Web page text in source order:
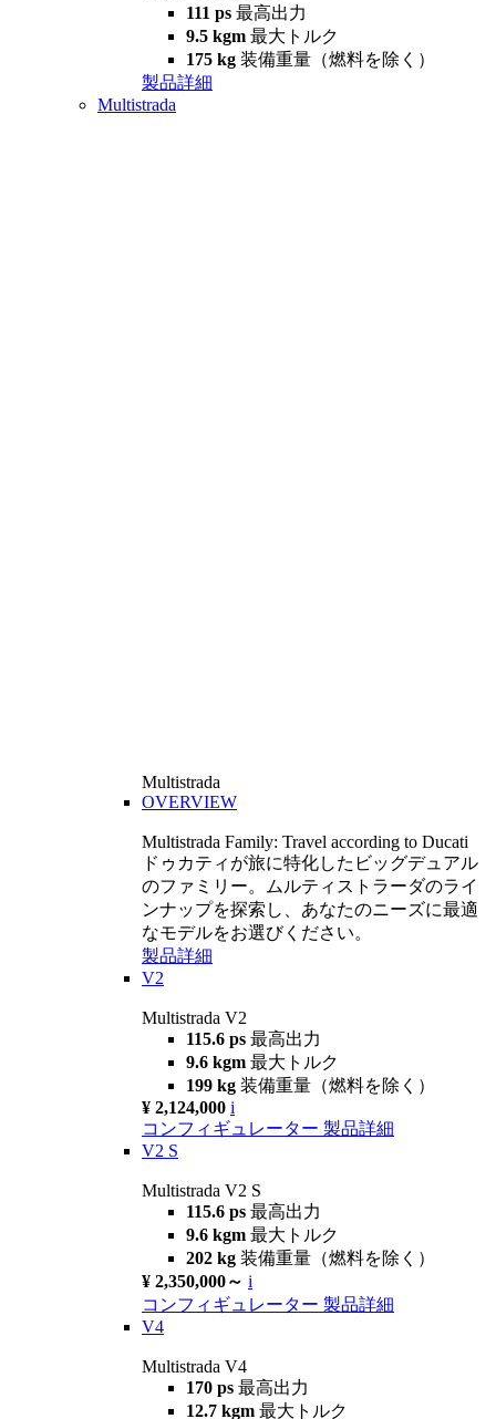
111 ps 最高出力
9.5 kgm 最大トルク
175 kg 装備重量（燃料を除く）
製品詳細
Multistrada
Multistrada
OVERVIEW
Multistrada Family: Travel according to Ducati
ドゥカティが旅に特化したビッグデュアル
のファミリー。ムルティストラーダのライ
ンナップを探索し、あなたのニーズに最適
なモデルをお選びください。
製品詳細
V2
Multistrada V2
115.6 ps 最高出力
9.6 kgm 最大トルク
199 kg 装備重量（燃料を除く）
¥ 2,124,000 i
コンフィギュレーター 製品詳細
V2 S
Multistrada V2 S
115.6 ps 最高出力
9.6 kgm 最大トルク
202 kg 装備重量（燃料を除く）
¥ 2,350,000～ i
コンフィギュレーター 製品詳細
V4
Multistrada V4
170 ps 最高出力
12.7 kgm 最大トルク